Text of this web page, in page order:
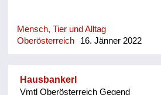
Mensch, Tier und Alltag
Oberösterreich
16. Jänner 2022
Hausbankerl
Vmtl Oberösterreich Gegend